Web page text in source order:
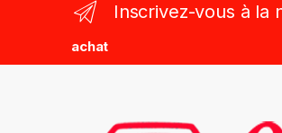
s
Inscrivez-vous à la
achat